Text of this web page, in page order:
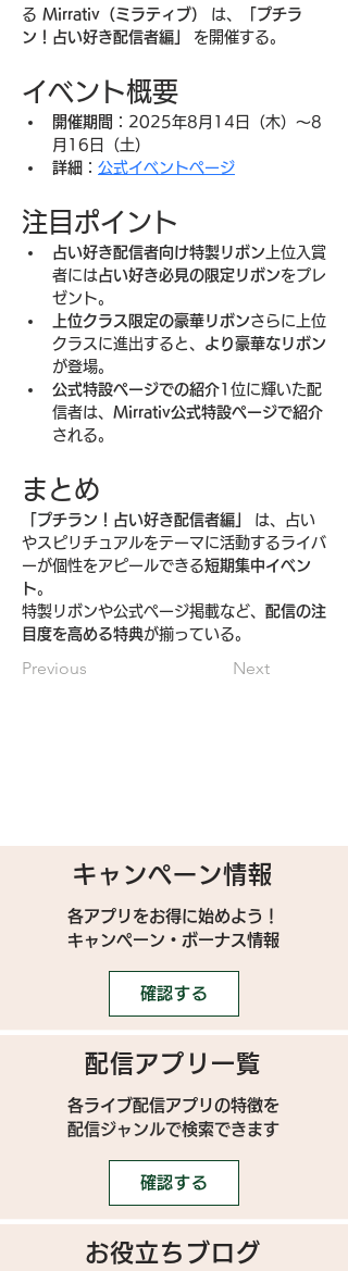
る Mirrativ（ミラティブ） は、
「プチラ
ン！占い好き配信者編」
を開催する。
イベント概要
開催期間 ：2025年8月14日（木）〜8
月16日（土）
詳細 ： 公式イベントページ
注目ポイント
占い好き配信者向け特製リボン 上位入賞
者には占い好き必見の限定リボンをプレ
ゼント。
上位クラス限定の豪華リボンさらに上位
クラスに進出すると、 より豪華なリボン
が登場。
公式特設ページでの紹介1位に輝いた配
信者は、 Mirrativ公式特設ページで紹介
される。
まとめ
「プチラン！占い好き配信者編」
は、占い
やスピリチュアルをテーマに活動するライバ
ーが個性をアピールできる短期集中イベン
ト。
特製リボンや公式ページ掲載など、 配信の注
目度を高める特典が揃っている。
Previous Next
キャンペーン情報
各アプリをお得に始めよう！
キャンペーン・ボーナス情報
確認する
配信アプリ一覧
各ライブ配信アプリの特徴を
配信ジャンルで検索できます
確認する
お役立ちブログ